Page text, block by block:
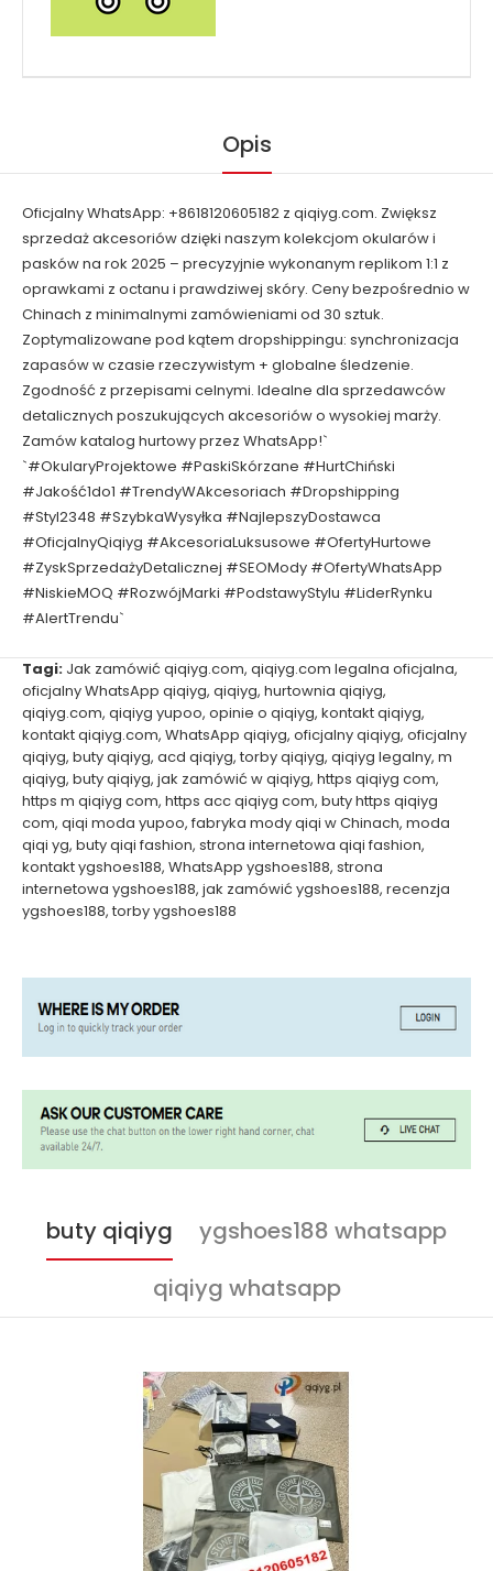
Opis
Oficjalny WhatsApp: +8618120605182 z qiqiyg.com. Zwiększ
sprzedaż akcesoriów dzięki naszym kolekcjom okularów i
pasków na rok 2025 – precyzyjnie wykonanym replikom 1:1 z
oprawkami z octanu i prawdziwej skóry. Ceny bezpośrednio w
Chinach z minimalnymi zamówieniami od 30 sztuk.
Zoptymalizowane pod kątem dropshippingu: synchronizacja
zapasów w czasie rzeczywistym + globalne śledzenie.
Zgodność z przepisami celnymi. Idealne dla sprzedawców
detalicznych poszukujących akcesoriów o wysokiej marży.
Zamów katalog hurtowy przez WhatsApp!`
`#OkularyProjektowe #PaskiSkórzane #HurtChiński
#Jakość1do1 #TrendyWAkcesoriach #Dropshipping
#Styl2348 #SzybkaWysyłka #NajlepszyDostawca
#OficjalnyQiqiyg #AkcesoriaLuksusowe #OfertyHurtowe
#ZyskSprzedażyDetalicznej #SEOMody #OfertyWhatsApp
#NiskieMOQ #RozwójMarki #PodstawyStylu #LiderRynku
#AlertTrendu`
Tagi: Jak zamówić qiqiyg.com, qiqiyg.com legalna oficjalna,
oficjalny WhatsApp qiqiyg, qiqiyg, hurtownia qiqiyg,
qiqiyg.com, qiqiyg yupoo, opinie o qiqiyg, kontakt qiqiyg,
kontakt qiqiyg.com, WhatsApp qiqiyg, oficjalny qiqiyg, oficjalny
qiqiyg, buty qiqiyg, acd qiqiyg, torby qiqiyg, qiqiyg legalny, m
qiqiyg, buty qiqiyg, jak zamówić w qiqiyg, https qiqiyg com,
https m qiqiyg com, https acc qiqiyg com, buty https qiqiyg
com, qiqi moda yupoo, fabryka mody qiqi w Chinach, moda
qiqi yg, buty qiqi fashion, strona internetowa qiqi fashion,
kontakt ygshoes188, WhatsApp ygshoes188, strona
internetowa ygshoes188, jak zamówić ygshoes188, recenzja
ygshoes188, torby ygshoes188
buty qiqiyg
ygshoes188 whatsapp
qiqiyg whatsapp